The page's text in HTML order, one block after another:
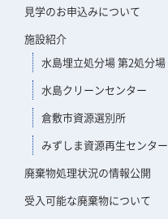
見学のお申込みについて
施設紹介
水島埋立処分場 第2処分場
水島クリーンセンター
倉敷市資源選別所
みずしま資源再生センター
廃棄物処理状況の情報公開
受入可能な廃棄物について